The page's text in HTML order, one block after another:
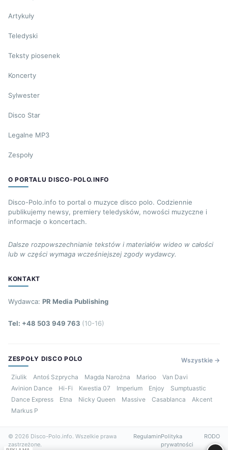
Artykuły
Teledyski
Teksty piosenek
Koncerty
Sylwester
Disco Star
Legalne MP3
Zespoły
O PORTALU DISCO-POLO.INFO
Disco-Polo.info to portal o muzyce disco polo. Codziennie
publikujemy newsy, premiery teledysków, nowości muzyczne i
informacje o koncertach.
Dalsze rozpowszechnianie tekstów i materiałów wideo w całości
lub w części wymaga wcześniejszej zgody wydawcy.
KONTAKT
Wydawca: PR Media Publishing
Tel: +48 503 949 763 (10-16)
ZESPOŁY DISCO POLO Wszystkie →
Ziulik Antoś Szprycha Magda Narożna Marioo
Van Davi
Avinion Dance
Hi-Fi Kwestia 07 Imperium Enjoy
Sumptuastic
Dance Express
Etna Nicky Queen Massive Casablanca
Akcent
Markus P
© 2026 Disco-Polo.info. Wszelkie prawa
zastrzeżone.
RegulaminPolityka
prywatności
RODO